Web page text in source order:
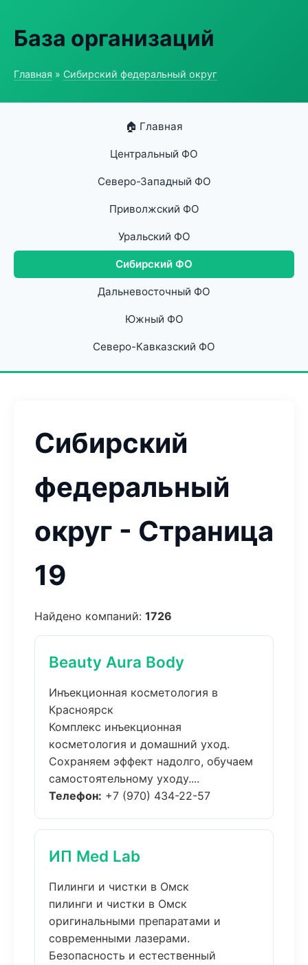
База организаций
Главная » Сибирский федеральный округ
🏠 Главная
Центральный ФО
Северо-Западный ФО
Приволжский ФО
Уральский ФО
Сибирский ФО
Дальневосточный ФО
Южный ФО
Северо-Кавказский ФО
Сибирский
федеральный
округ - Страница
19
Найдено компаний: 1726
Beauty Aura Body
Инъекционная косметология в
Красноярск
Комплекс инъекционная
косметология и домашний уход.
Сохраняем эффект надолго, обучаем
самостоятельному уходу....
Телефон: +7 (970) 434-22-57
ИП Med Lab
Пилинги и чистки в Омск
пилинги и чистки в Омск
оригинальными препаратами и
современными лазерами.
Безопасность и естественный